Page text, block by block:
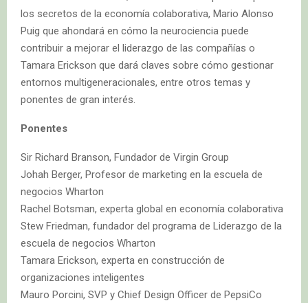
los secretos de la economía colaborativa, Mario Alonso
Puig que ahondará en cómo la neurociencia puede
contribuir a mejorar el liderazgo de las compañías o
Tamara Erickson que dará claves sobre cómo gestionar
entornos multigeneracionales, entre otros temas y
ponentes de gran interés.
Ponentes
Sir Richard Branson, Fundador de Virgin Group
Johah Berger, Profesor de marketing en la escuela de
negocios Wharton
Rachel Botsman, experta global en economía colaborativa
Stew Friedman, fundador del programa de Liderazgo de la
escuela de negocios Wharton
Tamara Erickson, experta en construcción de
organizaciones inteligentes
Mauro Porcini, SVP y Chief Design Officer de PepsiCo